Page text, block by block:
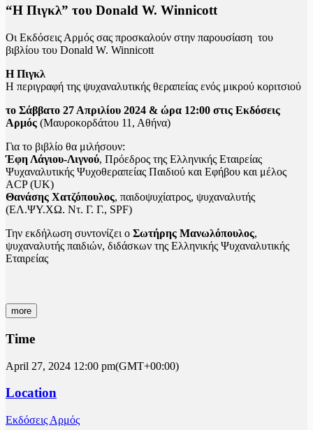
“Η Πιγκλ” του Donald W. Winnicott
Οι Εκδόσεις Αρμός σας προσκαλούν στην παρουσίαση του
βιβλίου του Donald W. Winnicott
Η Πιγκλ
Η περιγραφή της ψυχαναλυτικής θεραπείας ενός μικρού κοριτσιού
το Σάββατο 27 Απριλίου 2024 & ώρα 12:00 στις Εκδόσεις
Αρμός (Μαυροκορδάτου 11, Αθήνα)
Για το βιβλίο θα μιλήσουν:
Έφη Λάγιου-Λιγνού, Πρόεδρος της Ελληνικής Εταιρείας
Ψυχαναλυτικής Ψυχοθεραπείας Παιδιού και Εφήβου και μέλος
ACP (UK)
Θανάσης Χατζόπουλος, παιδοψυχίατρος, ψυχαναλυτής
(ΕΛ.ΨΥ.ΧΩ. Ντ. Γ. Γ., SPF)
Την εκδήλωση συντονίζει ο Σωτήρης Μανωλόπουλος,
ψυχαναλυτής παιδιών, διδάσκων της Ελληνικής Ψυχαναλυτικής
Εταιρείας
more
Time
April 27, 2024 12:00 pm(GMT+00:00)
Location
Εκδόσεις Αρμός